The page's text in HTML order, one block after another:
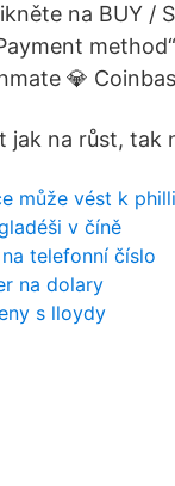
na BUY /
💎
jak na růst, tak
může vést k
v číně
telefonní číslo
na dolary
s lloydy